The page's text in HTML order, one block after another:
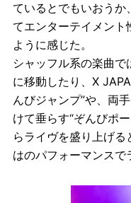
ているとでもいおうか
てエンターテイメント
ように感じた。
シャッフル系の楽曲
に移動したり、X
んびジャンプ”や、両
けて垂らす“ぞんびポ
らライヴを盛り上げ
はのパフォーマンスで